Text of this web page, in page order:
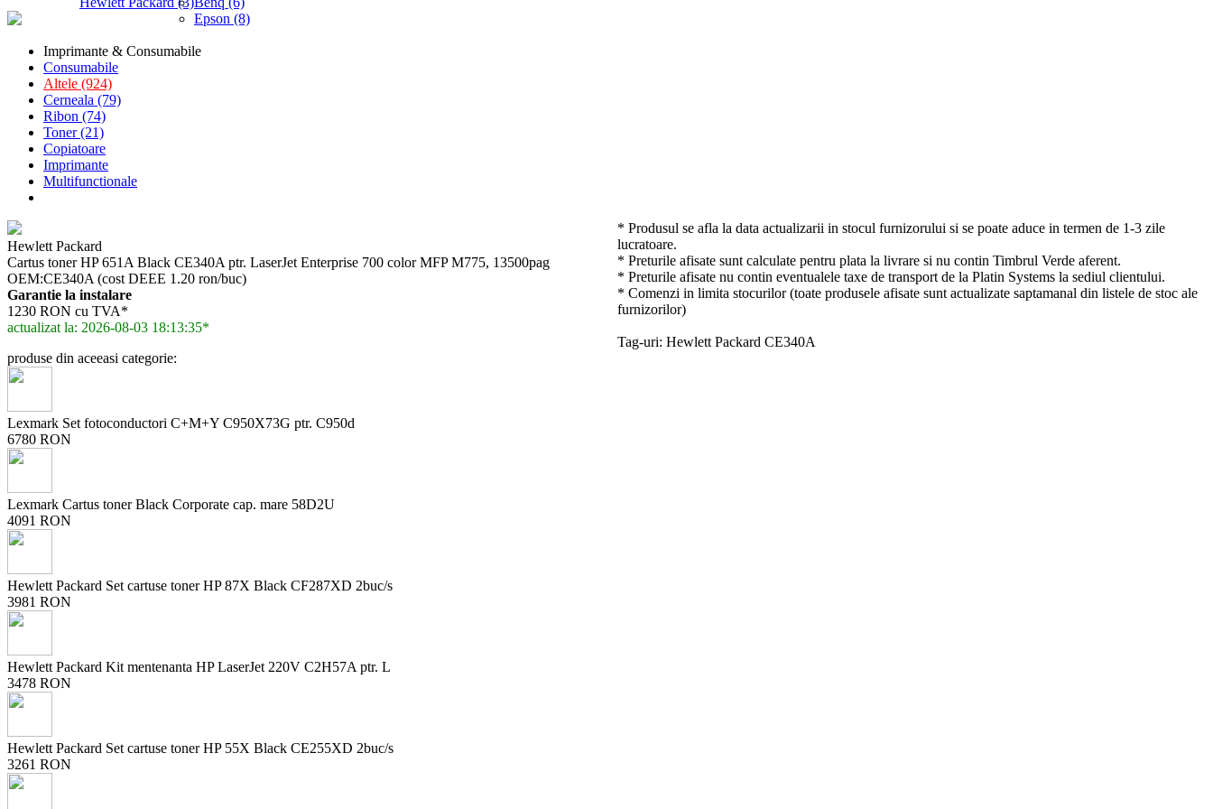
Epson (8)
Imprimante & Consumabile
Consumabile
Altele (924)
Cerneala (79)
Ribon (74)
Toner (21)
Copiatoare
Imprimante
Multifunctionale
Hewlett Packard
Cartus toner HP 651A Black CE340A ptr. LaserJet Enterprise 700 color MFP M775, 13500pag
OEM:CE340A (cost DEEE 1.20 ron/buc)
Garantie la instalare
1230 RON cu TVA*
actualizat la: 2026-08-03 18:13:35*
* Produsul se afla la data actualizarii in stocul furnizorului si se poate aduce in termen de 1-3 zile
lucratoare.
* Preturile afisate sunt calculate pentru plata la livrare si nu contin Timbrul Verde aferent.
* Preturile afisate nu contin eventualele taxe de transport de la Platin Systems la sediul clientului.
* Comenzi in limita stocurilor (toate produsele afisate sunt actualizate saptamanal din listele de stoc ale
furnizorilor)
Tag-uri: Hewlett Packard CE340A
produse din aceeasi categorie:
Lexmark Set fotoconductori C+M+Y C950X73G ptr. C950d
6780 RON
Lexmark Cartus toner Black Corporate cap. mare 58D2U
4091 RON
Hewlett Packard Set cartuse toner HP 87X Black CF287XD 2buc/s
3981 RON
Hewlett Packard Kit mentenanta HP LaserJet 220V C2H57A ptr. L
3478 RON
Hewlett Packard Set cartuse toner HP 55X Black CE255XD 2buc/s
3261 RON